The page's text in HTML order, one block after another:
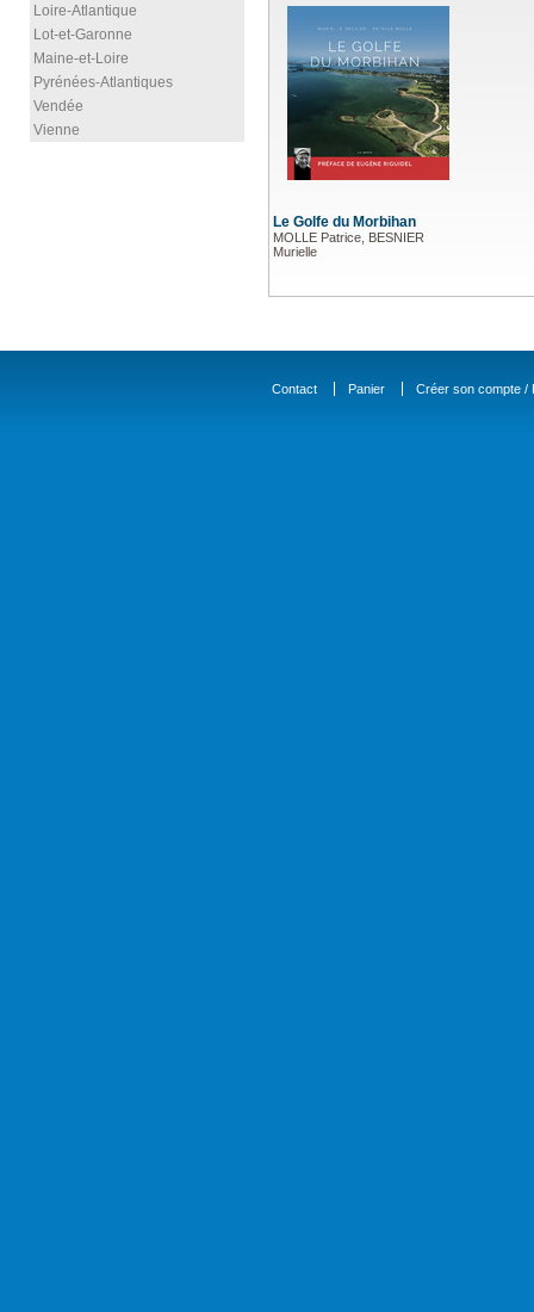
Loire-Atlantique
Lot-et-Garonne
Maine-et-Loire
Pyrénées-Atlantiques
Vendée
Vienne
Le Golfe du Morbihan
MOLLE Patrice, BESNIER
Murielle
Contact Panier Créer son compte /